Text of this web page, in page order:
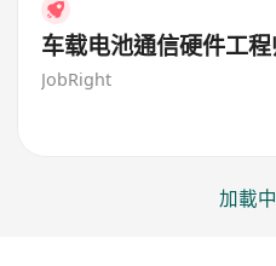
车载电池通信硬件工
JobRight
加載中